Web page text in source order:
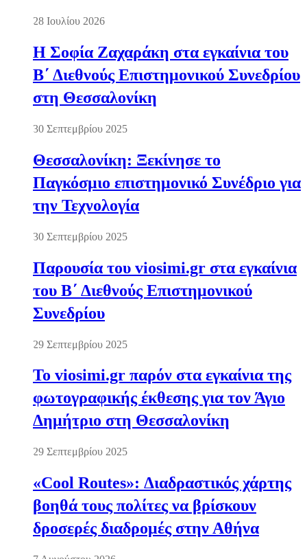
28 Ιουλίου 2026
Η Σοφία Ζαχαράκη στα εγκαίνια του
Β΄ Διεθνούς Επιστημονικού Συνεδρίου
στη Θεσσαλονίκη
30 Σεπτεμβρίου 2025
Θεσσαλονίκη: Ξεκίνησε το
Παγκόσμιο επιστημονικό Συνέδριο για
την Τεχνολογία
30 Σεπτεμβρίου 2025
Παρουσία του viosimi.gr στα εγκαίνια
του Β΄ Διεθνούς Επιστημονικού
Συνεδρίου
29 Σεπτεμβρίου 2025
Το viosimi.gr παρόν στα εγκαίνια της
φωτογραφικής έκθεσης για τον Άγιο
Δημήτριο στη Θεσσαλονίκη
29 Σεπτεμβρίου 2025
«Cool Routes»: Διαδραστικός χάρτης
βοηθά τους πολίτες να βρίσκουν
δροσερές διαδρομές στην Αθήνα